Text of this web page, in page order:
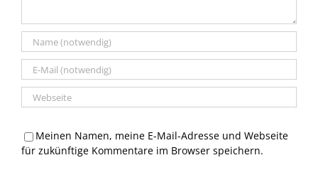
Meinen Namen, meine E-Mail-Adresse und Webseite
für zukünftige Kommentare im Browser speichern.